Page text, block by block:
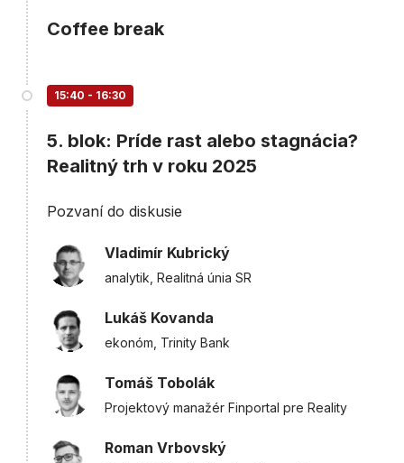
Coffee break
15:40 - 16:30
5. blok: Príde rast alebo stagnácia?
Realitný trh v roku 2025
Pozvaní do diskusie
Vladimír Kubrický
analytik, Realitná únia SR
Lukáš Kovanda
ekonóm, Trinity Bank
Tomáš Tobolák
Projektový manažér Finportal pre Reality
Roman Vrbovský